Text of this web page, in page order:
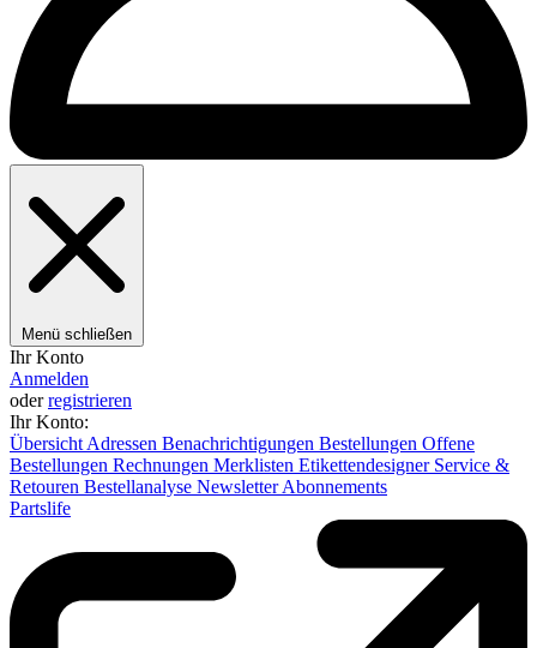
Menü schließen
Ihr Konto
Anmelden
oderregistrieren
Ihr Konto:
Übersicht Adressen Benachrichtigungen Bestellungen Offene
Bestellungen Rechnungen Merklisten Etikettendesigner Service &
Retouren Bestellanalyse NewsletterAbonnements
Partslife